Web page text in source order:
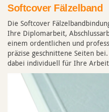
Softcover Fälzelband
Die Softcover
Ihre Diplomarbeit,
einem ordentlichen und
präzise geschnittene Seiten
dabei individuell für Ihre Arbeit